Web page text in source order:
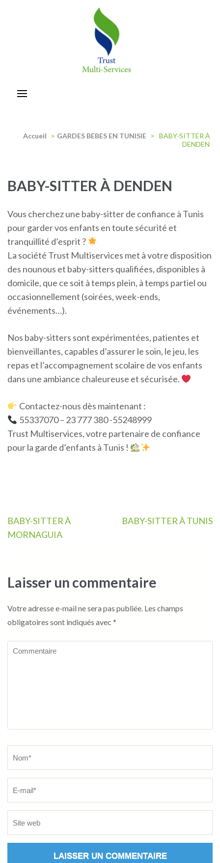
Accueil > GARDES BEBES EN TUNISIE > BABY-SITTER À
DENDEN
BABY-SITTER À DENDEN
Vous cherchez une baby-sitter de confiance à Tunis
pour garder vos enfants en toute sécurité et
tranquillité d’esprit ?
La société Trust Multiservices met à votre disposition
des nounous et baby-sitters qualifiées, disponibles à
domicile, que ce soit à temps plein, à temps partiel ou
occasionnellement (soirées, week-ends,
événements…).
Nos baby-sitters sont expérimentées, patientes et
bienveillantes, capables d’assurer le soin, le jeu, les
repas et l’accompagnement scolaire de vos enfants
dans une ambiance chaleureuse et sécurisée.
Contactez-nous dès maintenant :
55337070 – 23 777 380 -55248999
Trust Multiservices, votre partenaire de confiance
pour la garde d’enfants à Tunis !
Navigation
de
BABY-SITTER À
MORNAGUIA
BABY-SITTER À TUNIS
Laisser un commentaire
Votre adresse e-mail ne sera pas publiée. Les champs
obligatoires sont indiqués avec *
Commentaire